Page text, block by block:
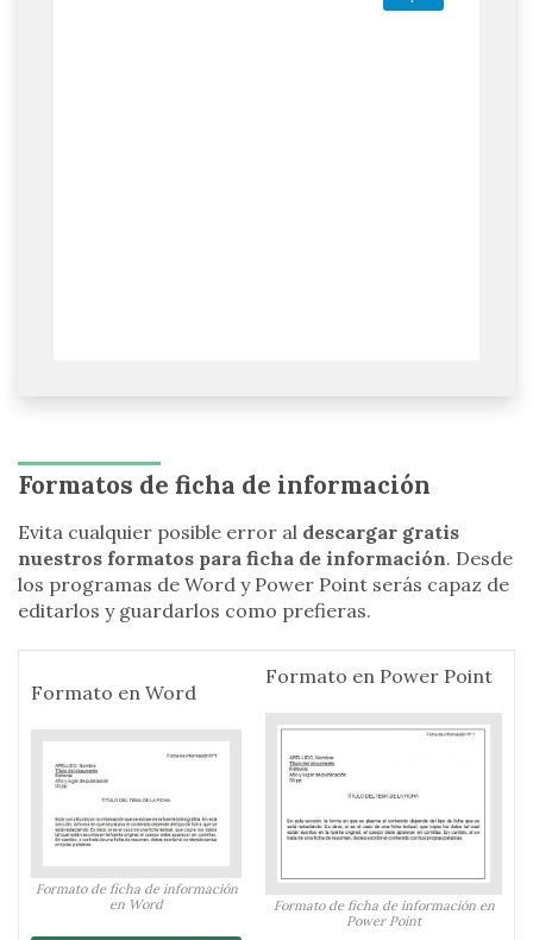
Formatos de ficha de información
Evita cualquier posible error al descargar gratis
nuestros formatos para ficha de información. Desde
los programas de Word y Power Point serás capaz de
editarlos y guardarlos como prefieras.
Formato en Word
Formato de ficha de información
en Word
Formato en Power Point
Formato de ficha de información en
Power Point